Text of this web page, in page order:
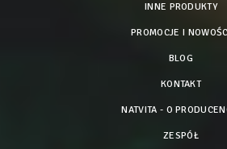
INNE PRODUKTY
PROMOCJE I
BLOG
KONTAKT
NATVITA - O
ZESPÓŁ